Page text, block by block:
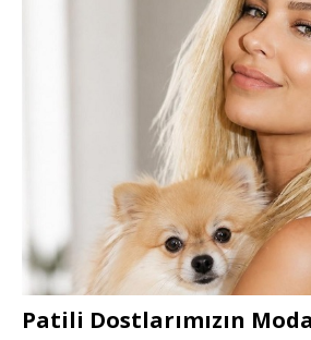
Patili Dostlarımızın